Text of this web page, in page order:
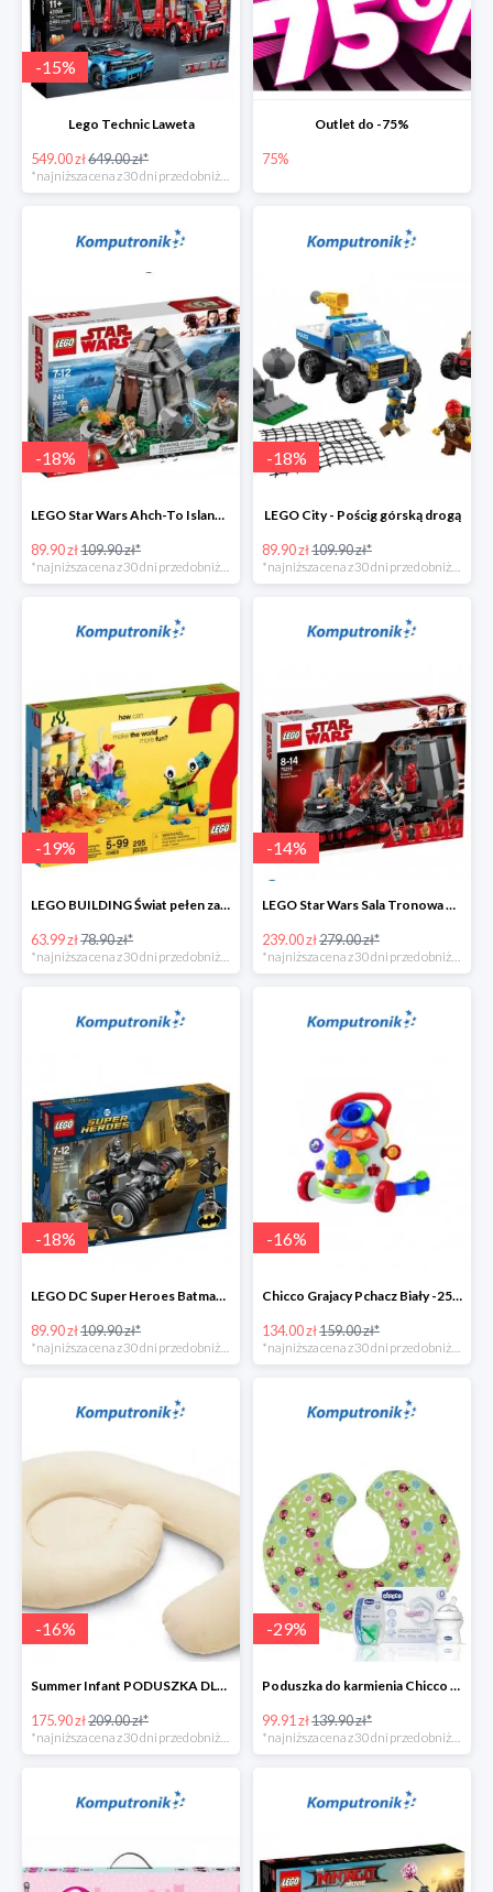
-15%
Lego Technic Laweta
549.00 zł649.00 zł*
*najniższa cena z 30 dni przed obniżką
Outlet do -75%
75%
-18%
LEGO Star Wars Ahch-To Island Training
89.90 zł109.90 zł*
-18%
LEGO City - Pościg górską drogą
89.90 zł109.90 zł*
-19%
LEGO BUILDING Świat pełen zabawy
63.99 zł78.90 zł*
*najniższa cena z 30 dni przed obniżką
-14%
LEGO Star Wars Sala Tronowa Snoke'a -39%
239.00 zł279.00 zł*
*najniższa cena z 30 dni przed obniżką
-18%
LEGO DC Super Heroes Batman: atak Szponów -20zł
89.90 zł109.90 zł*
-16%
Chicco Grajacy Pchacz Biały -25zł
134.00 zł159.00 zł*
-16%
Summer Infant PODUSZKA DLA KOBIET W CIĄŻY 4w1
175.90 zł209.00 zł*
-29%
Poduszka do karmienia Chicco Boppy Ladybug Lane + wyprawka
99.91 zł139.90 zł*